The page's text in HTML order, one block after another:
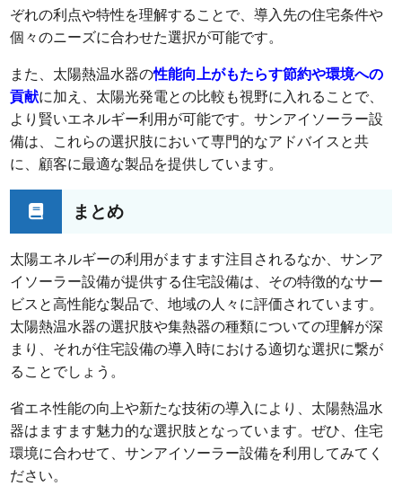
ぞれの利点や特性を理解することで、導入先の住宅条件や
個々のニーズに合わせた選択が可能です。
また、太陽熱温水器の性能向上がもたらす節約や環境への
貢献に加え、太陽光発電との比較も視野に入れることで、
より賢いエネルギー利用が可能です。サンアイソーラー設
備は、これらの選択肢において専門的なアドバイスと共
に、顧客に最適な製品を提供しています。
まとめ
太陽エネルギーの利用がますます注目されるなか、サンア
イソーラー設備が提供する住宅設備は、その特徴的なサー
ビスと高性能な製品で、地域の人々に評価されています。
太陽熱温水器の選択肢や集熱器の種類についての理解が深
まり、それが住宅設備の導入時における適切な選択に繋が
ることでしょう。
省エネ性能の向上や新たな技術の導入により、太陽熱温水
器はますます魅力的な選択肢となっています。ぜひ、住宅
環境に合わせて、サンアイソーラー設備を利用してみてく
ださい。